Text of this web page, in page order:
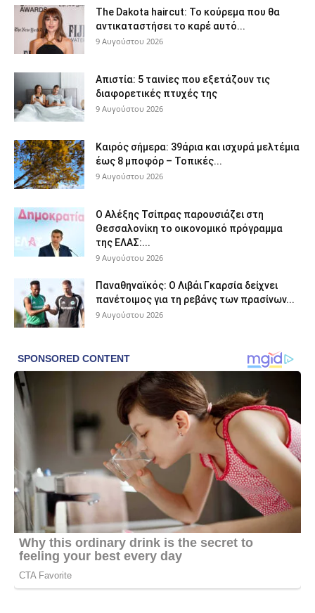
The Dakota haircut: Το κούρεμα που θα
αντικαταστήσει το καρέ αυτό...
9 Αυγούστου 2026
Απιστία: 5 ταινίες που εξετάζουν τις
διαφορετικές πτυχές της
9 Αυγούστου 2026
Καιρός σήμερα: 39άρια και ισχυρά μελτέμια
έως 8 μποφόρ – Τοπικές...
9 Αυγούστου 2026
Ο Αλέξης Τσίπρας παρουσιάζει στη
Θεσσαλονίκη το οικονομικό πρόγραμμα
της ΕΛΑΣ:...
9 Αυγούστου 2026
Παναθηναϊκός: Ο Λιβάι Γκαρσία δείχνει
πανέτοιμος για τη ρεβάνς των πρασίνων...
9 Αυγούστου 2026